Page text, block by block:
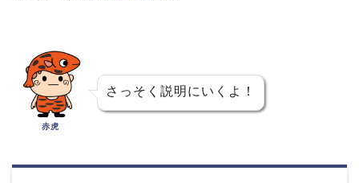
赤虎
さっそく説明にいくよ！